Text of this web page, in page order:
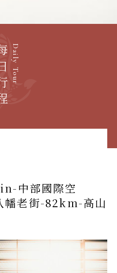
Daily Tour
程
中部國際空
老街-82km-高山